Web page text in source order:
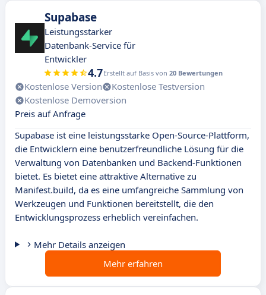
Supabase
Leistungsstarker
Datenbank-Service für
Entwickler
4.7Erstellt auf Basis von 20 Bewertungen
Kostenlose Version
Kostenlose Testversion
Kostenlose Demoversion
Preis auf Anfrage
Supabase ist eine leistungsstarke Open-Source-Plattform,
die Entwicklern eine benutzerfreundliche Lösung für die
Verwaltung von Datenbanken und Backend-Funktionen
bietet. Es bietet eine attraktive Alternative zu
Manifest.build, da es eine umfangreiche Sammlung von
Werkzeugen und Funktionen bereitstellt, die den
Entwicklungsprozess erheblich vereinfachen.
Mehr Details anzeigen
Mehr erfahren